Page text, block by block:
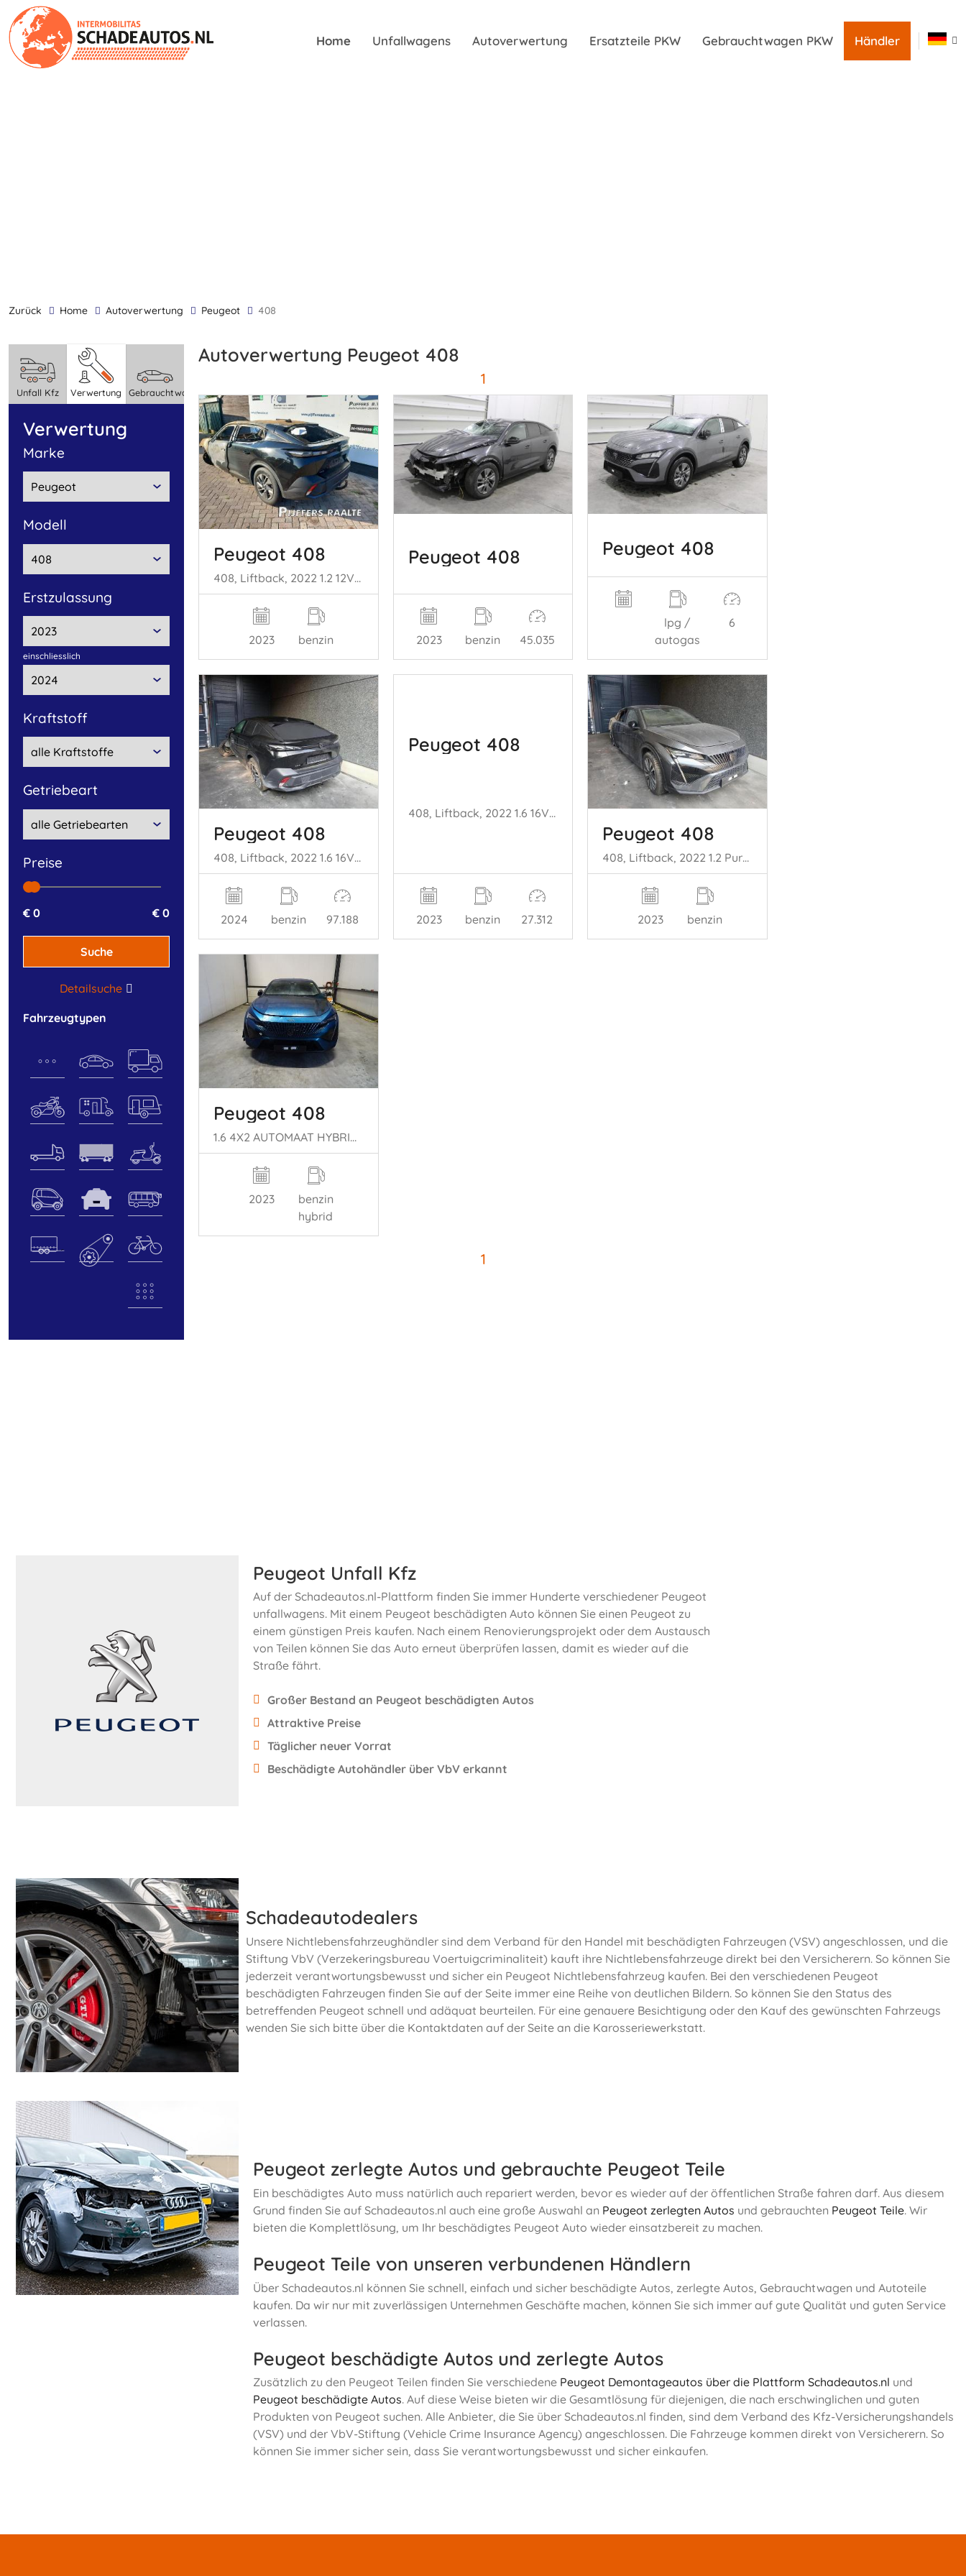
Home Unfallwagens Autoverwertung Ersatzteile PKW Gebrauchtwagen PKW Händler
zurück Home Autoverwertung Peugeot 408
Unfall Kfz Verwertung Gebrauchtwagen
Verwertung
marke
Modell
Erstzulassung
einschliesslich
Kraftstoff
Getriebeart
preise
€ 0 € 0
Suche
Detailsuche
Fahrzeugtypen
Autoverwertung Peugeot 408
1
Peugeot 408
408, Liftback, 2022 1.2 12V PureTech 130
2023 benzin
Peugeot 408
2023 benzin 45.035
Peugeot 408
lpg /
autogas
6
Peugeot 408
408, Liftback, 2022 1.6 16V HYbrid 180
2024 benzin 97.188
Peugeot 408
408, Liftback, 2022 1.6 16V HYbrid 225
2023 benzin 27.312
Peugeot 408
408, Liftback, 2022 1.2 PureTech 130
2023 benzin
Peugeot 408
1.6 4X2 AUTOMAAT HYBRIDE
2023
benzin
hybrid
1
Peugeot Unfall Kfz
Auf der Schadeautos.nl-Plattform finden Sie immer Hunderte verschiedener Peugeot
unfallwagens. Mit einem Peugeot beschädigten Auto können Sie einen Peugeot zu
einem günstigen Preis kaufen. Nach einem Renovierungsprojekt oder dem Austausch
von Teilen können Sie das Auto erneut überprüfen lassen, damit es wieder auf die
Straße fährt.
Großer Bestand an Peugeot beschädigten Autos
Attraktive Preise
Täglicher neuer Vorrat
Beschädigte Autohändler über VbV erkannt
Schadeautodealers
Unsere Nichtlebensfahrzeughändler sind dem Verband für den Handel mit beschädigten Fahrzeugen (VSV) angeschlossen, und die
Stiftung VbV (Verzekeringsbureau Voertuigcriminaliteit) kauft ihre Nichtlebensfahrzeuge direkt bei den Versicherern. So können Sie
jederzeit verantwortungsbewusst und sicher ein Peugeot Nichtlebensfahrzeug kaufen. Bei den verschiedenen Peugeot
beschädigten Fahrzeugen finden Sie auf der Seite immer eine Reihe von deutlichen Bildern. So können Sie den Status des
betreffenden Peugeot schnell und adäquat beurteilen. Für eine genauere Besichtigung oder den Kauf des gewünschten Fahrzeugs
wenden Sie sich bitte über die Kontaktdaten auf der Seite an die Karosseriewerkstatt.
Peugeot zerlegte Autos und gebrauchte Peugeot Teile
Ein beschädigtes Auto muss natürlich auch repariert werden, bevor es wieder auf der öffentlichen Straße fahren darf. Aus diesem
Grund finden Sie auf Schadeautos.nl auch eine große Auswahl an Peugeot zerlegten Autos und gebrauchten Peugeot Teile. Wir
bieten die Komplettlösung, um Ihr beschädigtes Peugeot Auto wieder einsatzbereit zu machen.
Peugeot Teile von unseren verbundenen Händlern
Über Schadeautos.nl können Sie schnell, einfach und sicher beschädigte Autos, zerlegte Autos, Gebrauchtwagen und Autoteile
kaufen. Da wir nur mit zuverlässigen Unternehmen Geschäfte machen, können Sie sich immer auf gute Qualität und guten Service
verlassen.
Peugeot beschädigte Autos und zerlegte Autos
Zusätzlich zu den Peugeot Teilen finden Sie verschiedene Peugeot Demontageautos über die Plattform Schadeautos.nl und
Peugeot beschädigte Autos. Auf diese Weise bieten wir die Gesamtlösung für diejenigen, die nach erschwinglichen und guten
Produkten von Peugeot suchen. Alle Anbieter, die Sie über Schadeautos.nl finden, sind dem Verband des Kfz-Versicherungshandels
(VSV) und der VbV-Stiftung (Vehicle Crime Insurance Agency) angeschlossen. Die Fahrzeuge kommen direkt von Versicherern. So
können Sie immer sicher sein, dass Sie verantwortungsbewusst und sicher einkaufen.